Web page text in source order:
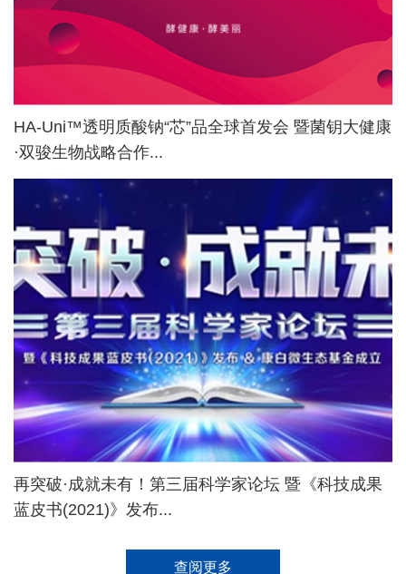
HA-Uni™透明质酸钠“芯”品全球首发会 暨菌钥大健康
·双骏生物战略合作...
再突破·成就未有！第三届科学家论坛 暨《科技成果
蓝皮书(2021)》发布...
查阅更多